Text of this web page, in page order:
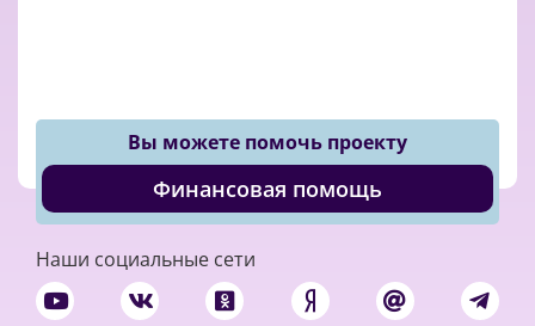
Вы можете помочь проекту
Финансовая помощь
Наши социальные сети